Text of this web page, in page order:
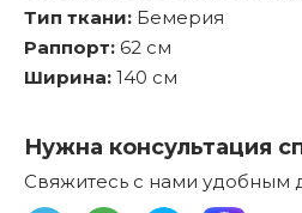
Тип ткани: Бемерия
Раппорт: 62 см
Ширина: 140 см
Нужна консультация
Свяжитесь с нами удобным